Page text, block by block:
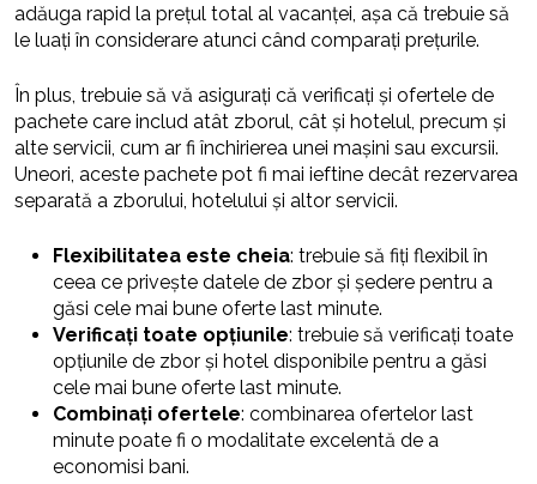
adăuga rapid la prețul total al vacanței, așa că trebuie să
le luați în considerare atunci când comparați prețurile.
În plus, trebuie să vă asigurați că verificați și ofertele de
pachete care includ atât zborul, cât și hotelul, precum și
alte servicii, cum ar fi închirierea unei mașini sau excursii.
Uneori, aceste pachete pot fi mai ieftine decât rezervarea
separată a zborului, hotelului și altor servicii.
Flexibilitatea este cheia: trebuie să fiți flexibil în
ceea ce privește datele de zbor și ședere pentru a
găsi cele mai bune oferte last minute.
Verificați toate opțiunile: trebuie să verificați toate
opțiunile de zbor și hotel disponibile pentru a găsi
cele mai bune oferte last minute.
Combinați ofertele: combinarea ofertelor last
minute poate fi o modalitate excelentă de a
economisi bani.